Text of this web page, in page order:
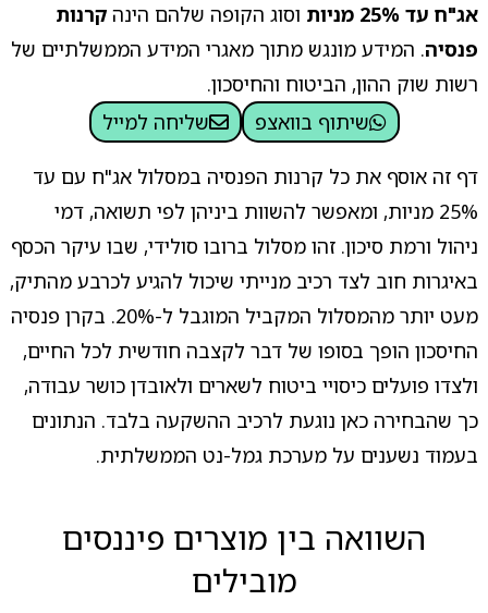
אג"ח עד 25% מניות
וסוג הקופה שלהם הינה קרנות
פנסיה. המידע מונגש מתוך מאגרי המידע הממשלתיים של
רשות שוק ההון, הביטוח והחיסכון.
שיתוף בוואצפ
שליחה למייל
דף זה אוסף את כל קרנות הפנסיה במסלול אג"ח עם עד
25% מניות, ומאפשר להשוות ביניהן לפי תשואה, דמי
ניהול ורמת סיכון. זהו מסלול ברובו סולידי, שבו עיקר הכסף
באיגרות חוב לצד רכיב מנייתי שיכול להגיע לכרבע מהתיק,
מעט יותר מהמסלול המקביל המוגבל ל-20%. בקרן פנסיה
החיסכון הופך בסופו של דבר לקצבה חודשית לכל החיים,
ולצדו פועלים כיסויי ביטוח לשארים ולאובדן כושר עבודה,
כך שהבחירה כאן נוגעת לרכיב ההשקעה בלבד. הנתונים
בעמוד נשענים על מערכת גמל-נט הממשלתית.
השוואה בין מוצרים פיננסים
מובילים